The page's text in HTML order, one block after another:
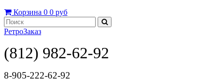
Корзина 0 0 руб
РетроЗаказ
(812) 982-62-92
8-905-222-62-92